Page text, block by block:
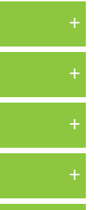
+
+
+
+